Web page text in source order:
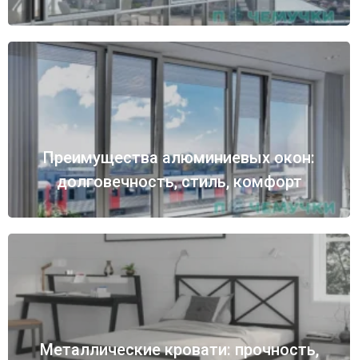
Преимущества алюминиевых окон:
долговечность, стиль, комфорт
Металлические кровати: прочность,